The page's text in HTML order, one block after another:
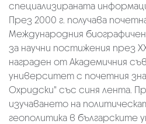
специализираната
През 2000 г. получава
Международния
за научни постижения през
награден от Академичния
университет с почетния
Охридски" със синя лента.
изучаването на
геополитика в